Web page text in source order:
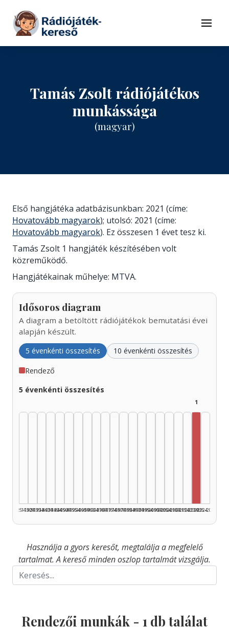
Tovább a tartalomhoz
Menü
Tamás Zsolt rádiójátékos
munkássága
(magyar)
Első hangjátéka adatbázisunkban: 2021 (címe:
Hovatovább magyarok); utolsó: 2021 (címe:
Hovatovább magyarok). Ez összesen 1 évet tesz ki.
Tamás Zsolt 1 hangjáték készítésében volt
közreműködő.
Hangjátékainak műhelye: MTVA.
Idősoros diagram
A diagram a betöltött rádiójátékok bemutatási évei
alapján készült.
5 évenkénti összesítés 10 évenkénti összesítés
Rendező
5 évenkénti összesítés
1925–1929
1930–1934
1935–1939
1940–1944
1945–1949
1950–1954
1955–1959
1960–1964
1965–1969
1970–1974
1975–1979
1980–1984
1985–1989
1990–1994
1995–1999
2000–2004
2005–2009
2010–2014
2015–2019
1
2020–2024
2025–2026
Használja a gyors keresőt, megtalálja a megfelelő
tartalmat. A kereső minden oszlop tartalmát vizsgálja.
Rendezői munkák - 1 db találat